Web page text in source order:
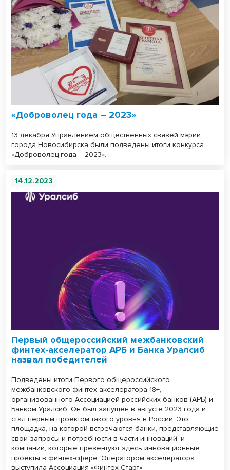
«Доброволец года – 2023»
13 декабря Управлением общественных связей мэрии
города Новосибирска были подведены итоги конкурса
«Доброволец года – 2023».
14.12.2023
Первый общероссийский межбанковский
финтех-акселератор АРБ и Банка Уралсиб
назвал победителей
Подведены итоги Первого общероссийского
межбанковского финтех-акселератора 18+,
организованного Ассоциацией российских банков (АРБ) и
Банком Уралсиб. Он был запущен в августе 2023 года и
стал первым проектом такого уровня в России. Это
площадка, на которой встречаются банки, представляющие
свои запросы и потребности в части инноваций, и
компании, которые презентуют здесь инновационные
проекты в финтех-сфере. Оператором акселератора
выступила Ассоциация «Финтех Старт».